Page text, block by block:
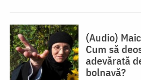
(Audio)
Cum să
adevărată
bolnavă?